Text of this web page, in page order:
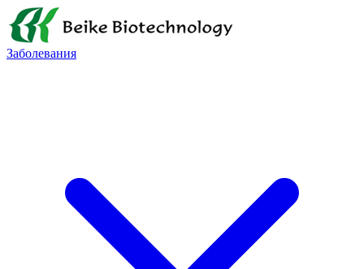
Заболевания